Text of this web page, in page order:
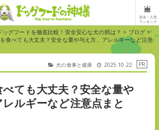
安全・人気
ランキング
ッグフードを徹底比較！安全安心な犬の餌は？ > ブログ >
食べても大丈夫？安全な量や与え方、アレルギーなど注意
犬の食事と健康 2025.10.22
ても大丈夫？安全な量や
ルギーなど注意点まと